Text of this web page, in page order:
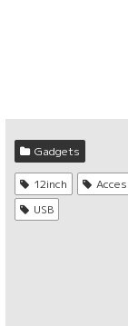
Gadgets
12inch
USB